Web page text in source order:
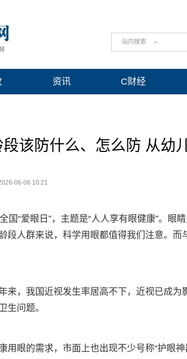
站内搜索
资讯 C财经
该防什么、怎么防 从幼
06-06 10:21
国“爱眼日”，主题是“人人享有眼健康”。眼
段人群来说，科学用眼都值得我们注意。
来，我国近视发生率居高不下，近视已成
生问题。
用眼的需求，市面上也出现不少号称“护眼